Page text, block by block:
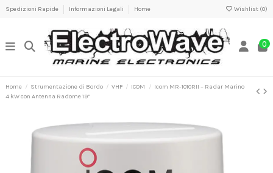
Spedizioni Rapide Informazioni Legali Home Wishlist (0)
0
Home Strumentazione di Bordo VHF ICOM
Icom MR-1010RII – Radar Marino
4 kW con Antenna Radome 19”